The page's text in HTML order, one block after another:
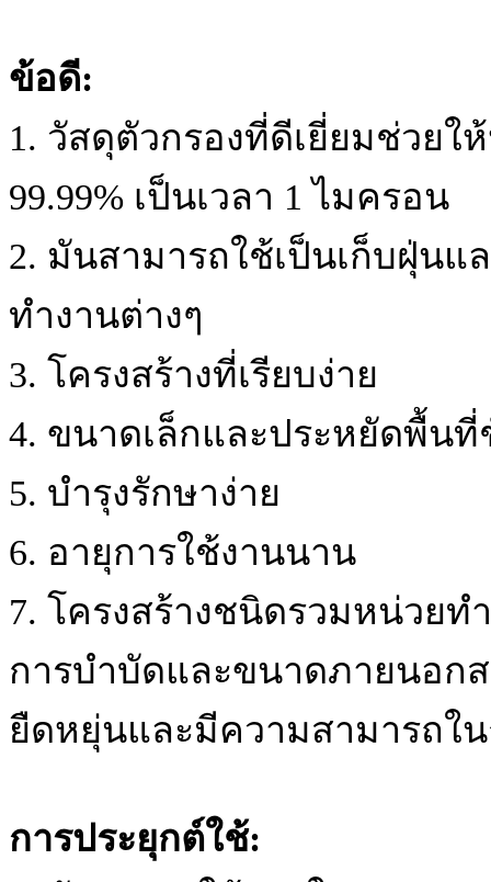
ข้อดี:
1. วัสดุตัวกรองที่ดีเยี่ยมช่วย
99.99% เป็นเวลา 1 ไมครอน
2. มันสามารถใช้เป็นเก็บฝุ่น
ทำงานต่างๆ
3. โครงสร้างที่เรียบง่าย
4. ขนาดเล็กและประหยัดพื้น
5. บำรุงรักษาง่าย
6. อายุการใช้งานนาน
7. โครงสร้างชนิดรวมหน่วย
การบำบัดและขนาดภายนอก
ยืดหยุ่นและมีความสามารถใ
การประยุกต์ใช้: